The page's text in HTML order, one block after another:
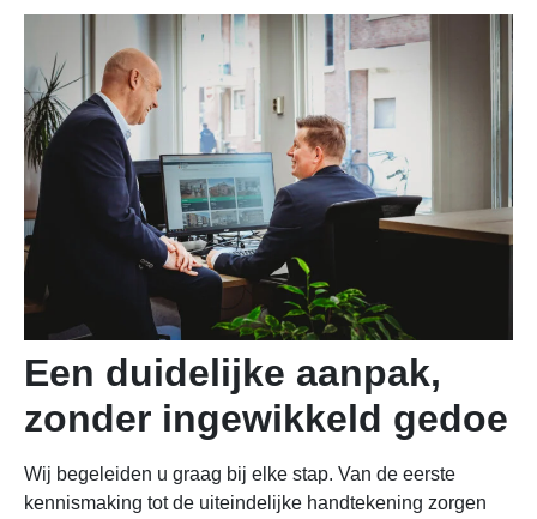
Een duidelijke aanpak,
zonder ingewikkeld gedoe
Wij begeleiden u graag bij elke stap. Van de eerste
kennismaking tot de uiteindelijke handtekening zorgen